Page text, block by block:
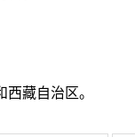
藏自治区。